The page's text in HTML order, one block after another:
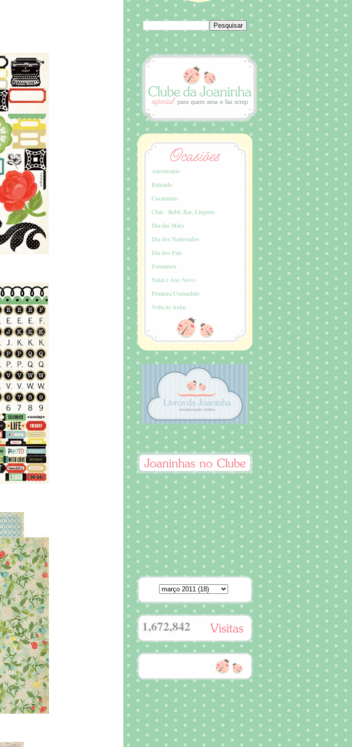
Aniversário
Batizado
Casamento
Chás . Bebê, Bar, Lingerie
Dia das Mães
Dia dos Namorados
Dia dos Pais
Formatura
Natal e Ano Novo
Primeira Comunhão
Volta às Aulas
1,672,842